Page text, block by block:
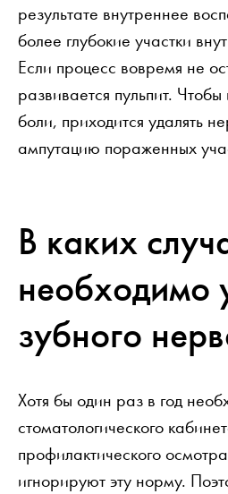
результате внутреннее
более глубокие участки
Если процесс вовремя не
развивается пульпит.
боли, приходится удалять
ампутацию пораженных
В каких
необходимо
зубного
Хотя бы один раз в год
стоматологического
профилактического
игнорируют эту норму.